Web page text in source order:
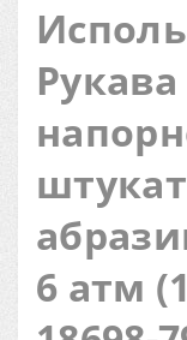
6 атм